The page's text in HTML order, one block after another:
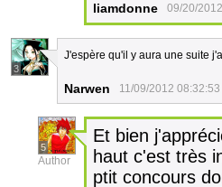
liamdonne 09/20/
3
J'espère qu'il y aura une suite
Narwen 11/09/2012 08:32:53
5
Author
Et bien
haut c'est très
ptit concours